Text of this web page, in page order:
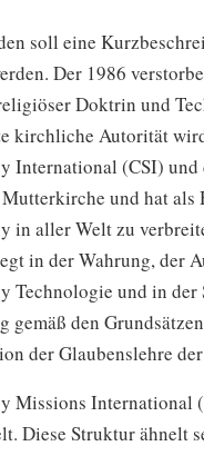
soll eine
Der 1986
Doktrin und
kirchliche Autorität
International (CSI) und
und hat als
in aller Welt zu
in der Wahrung, der
Technologie und in
gemäß den
der Glaubenslehre
Missions International
Diese Struktur ähnelt